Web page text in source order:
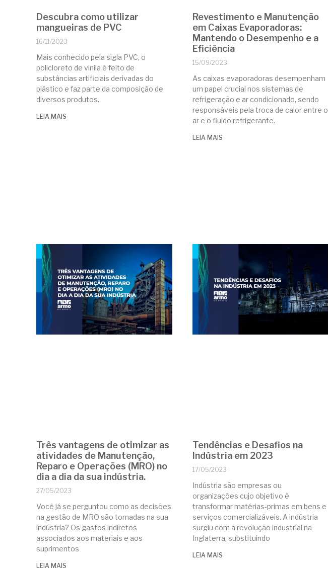
Descubra como utilizar
mangueiras de PVC
16/11/2023
Mais conhecido pela sigla PVC, o
policloreto de vinila é feito de
substâncias artificiais derivadas do
plástico e faz parte da composição de
diversos produtos.
LEIA MAIS
Revestimento e Manutenção
em Caixas Evaporadoras:
Mantendo o Desempenho e a
Eficiência
15/09/2023
As caixas evaporadoras desempenham
um papel crucial nos sistemas de
refrigeração e ar condicionado, sendo
responsáveis pela troca de calor entre o
ar e o fluido refrigerante.
LEIA MAIS
Três vantagens de otimizar as
atividades de Manutenção,
Reparo e Operações (MRO) no
dia a dia da sua indústria.
27/05/2023
Você já se perguntou como as decisões
na gestão de MRO são tomadas na sua
indústria? Os gastos indiretos
associados aos materiais e aos
suprimentos
LEIA MAIS
Tendências e Desafios na
Indústria em 2023
17/05/2023
Indústria são empresas ou
organizações cujo objetivo é
transformar matérias-primas em bens e
serviços comercializáveis. A indústria
surgiu com a revolução industrial na
Inglaterra, substituindo
LEIA MAIS